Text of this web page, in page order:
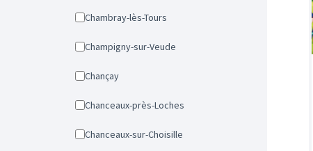
Chambray-lès-Tours
Champigny-sur-Veude
Chançay
Chanceaux-près-Loches
Chanceaux-sur-Choisille